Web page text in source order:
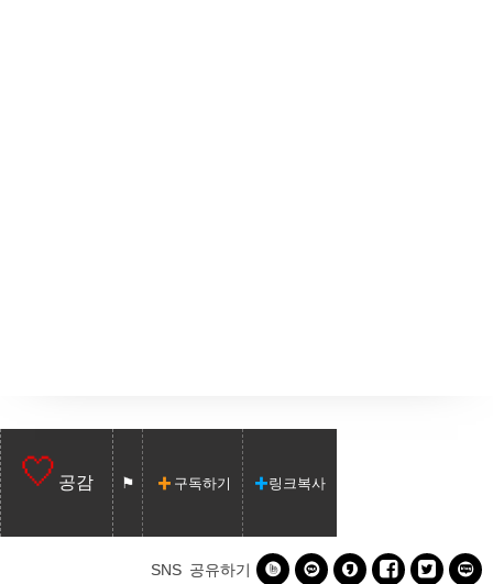
공감 구독하기 링크복사
SNS 공유하기      